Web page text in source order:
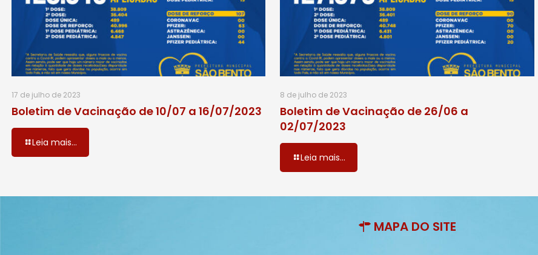
17 de julho de 2023
Boletim de Vacinação de 10/07 a 16/07/2023
Leia mais...
8 de julho de 2023
Boletim de Vacinação de 26/06 a
02/07/2023
Leia mais...
MAPA DO SITE